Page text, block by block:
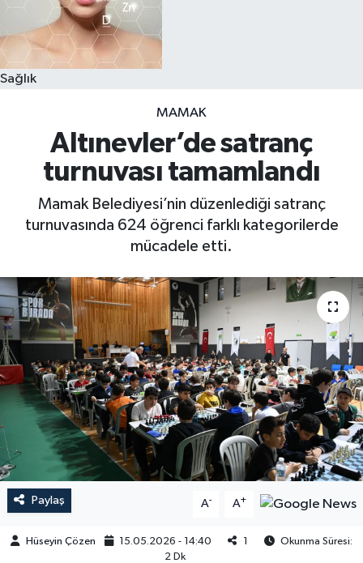
Sağlık
MAMAK
Altınevler’de satranç
turnuvası tamamlandı
Mamak Belediyesi’nin düzenlediği satranç
turnuvasında 624 öğrenci farklı kategorilerde
mücadele etti.
Paylaş A- A+
Hüseyin Çözen 15.05.2026 - 14:40 1
Okunma Süresi:
2 Dk